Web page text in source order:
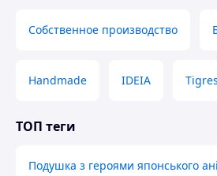
Собственное производство
Handmade IDEIA Tigres
ТОП теги
Подушка з героями японського